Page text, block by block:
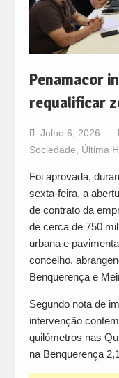
Penamacor
requalificar
Julho 6, 2026
Sociedade
Última
Foi aprovada,
sexta-feira, a
de contrato da
de cerca de 750
urbana e
concelho,
Benquerença e
Segundo nota de
intervenção
quilómetros nas
na Benquerença